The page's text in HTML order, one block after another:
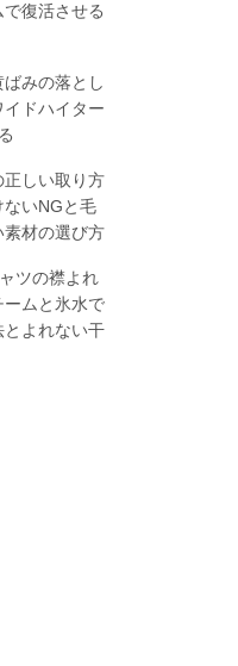
復活させる
みの落とし
ドハイター
正しい取り方
ないNGと毛
素材の選び方
ツの襟よれ
ムと氷水で
よれない干